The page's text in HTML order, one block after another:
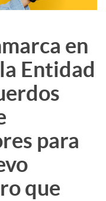
en
Entidad
para
que